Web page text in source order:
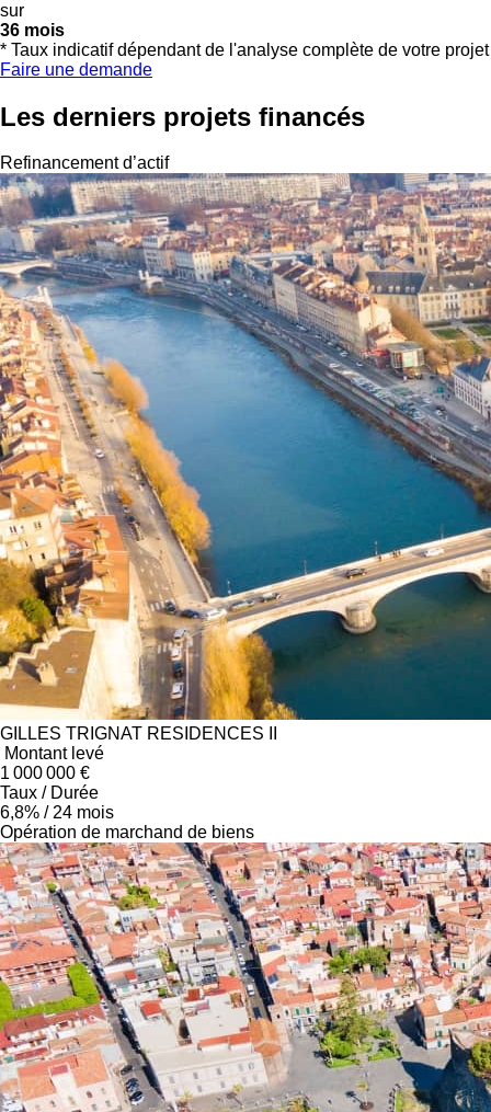
sur
36 mois
* Taux indicatif dépendant de l'analyse complète de votre projet
Faire une demande
Les derniers projets financés
Refinancement d’actif
GILLES TRIGNAT RESIDENCES II
Montant levé
1 000 000 €
Taux / Durée
6,8% / 24 mois
Opération de marchand de biens